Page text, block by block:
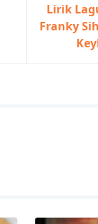
Lirik
Franky